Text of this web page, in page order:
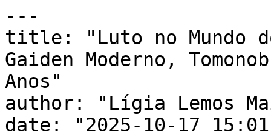
---
title: "Luto no Mundo
Gaiden Moderno,
Anos"
author: "Lígia Lemos
date: "2025-10-17